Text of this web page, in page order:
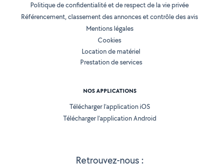
Retrouvez-nous :
Politique de confidentialité et de respect de la vie privée
Référencement, classement des annonces et contrôle des avis
Mentions légales
Cookies
Location de matériel
Prestation de services
NOS APPLICATIONS
Télécharger l’application iOS
Télécharger l’application Android